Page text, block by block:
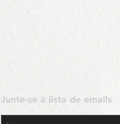
Junte-se à lista de emails